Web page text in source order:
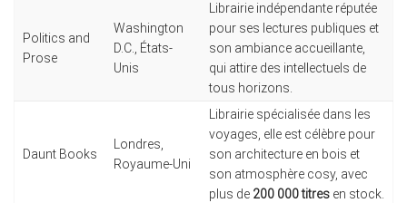
Politics and
Prose
Washington
D.C., États-
Unis
Librairie indépendante réputée
pour ses lectures publiques et
son ambiance accueillante,
qui attire des intellectuels de
tous horizons.
Daunt Books
Londres,
Royaume-Uni
Librairie spécialisée dans les
voyages, elle est célèbre pour
son architecture en bois et
son atmosphère cosy, avec
plus de 200 000 titresen stock.